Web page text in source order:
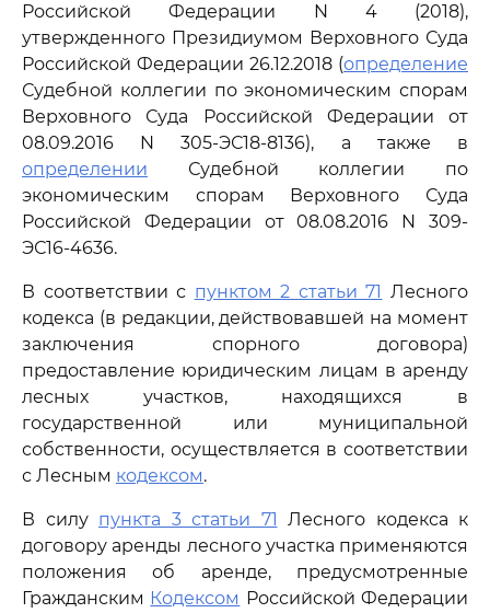
Российской Федерации N 4 (2018),
утвержденного Президиумом Верховного Суда
Российской Федерации 26.12.2018 (определение
Судебной коллегии по экономическим спорам
Верховного Суда Российской Федерации от
08.09.2016 N 305-ЭС18-8136), а также в
определении Судебной коллегии по
экономическим спорам Верховного Суда
Российской Федерации от 08.08.2016 N 309-
ЭС16-4636.
В соответствии с пунктом 2 статьи 71 Лесного
кодекса (в редакции, действовавшей на момент
заключения спорного договора)
предоставление юридическим лицам в аренду
лесных участков, находящихся в
государственной или муниципальной
собственности, осуществляется в соответствии
с Лесным кодексом.
В силу пункта 3 статьи 71 Лесного кодекса к
договору аренды лесного участка применяются
положения об аренде, предусмотренные
Гражданским Кодексом Российской Федерации